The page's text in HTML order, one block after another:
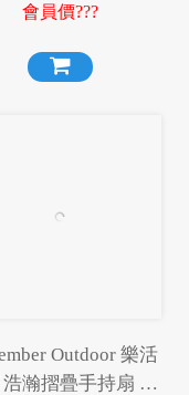
會員價???
Outdoor 樂活
瀚摺疊手持扇 手